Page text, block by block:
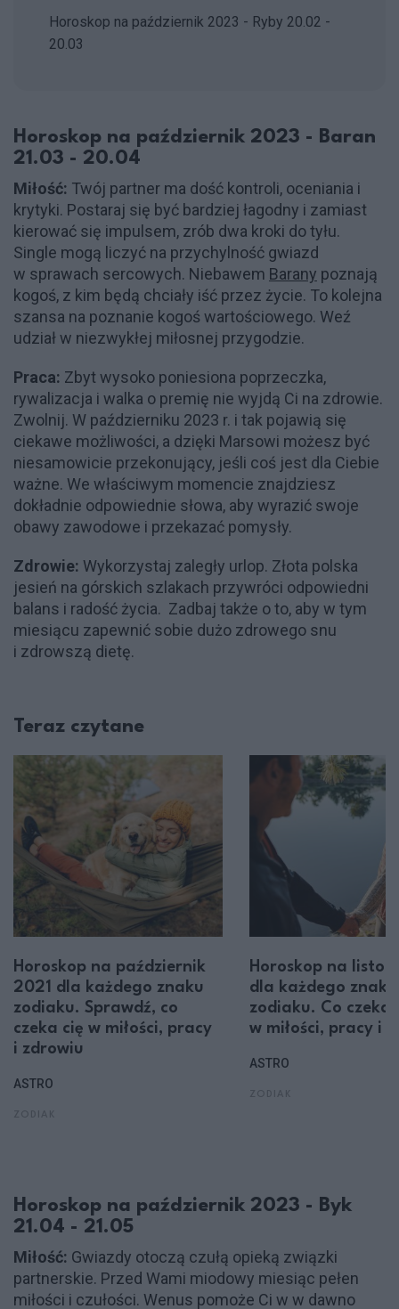
Horoskop na październik 2023 - Ryby 20.02 -
20.03
Horoskop na październik 2023 - Baran
21.03 - 20.04
Miłość: Twój partner ma dość kontroli, oceniania i
krytyki. Postaraj się być bardziej łagodny i zamiast
kierować się impulsem, zrób dwa kroki do tyłu.
Single mogą liczyć na przychylność gwiazd
w sprawach sercowych. Niebawem Barany poznają
kogoś, z kim będą chciały iść przez życie. To kolejna
szansa na poznanie kogoś wartościowego. Weź
udział w niezwykłej miłosnej przygodzie.
Praca: Zbyt wysoko poniesiona poprzeczka,
rywalizacja i walka o premię nie wyjdą Ci na zdrowie.
Zwolnij. W październiku 2023 r. i tak pojawią się
ciekawe możliwości, a dzięki Marsowi możesz być
niesamowicie przekonujący, jeśli coś jest dla Ciebie
ważne. We właściwym momencie znajdziesz
dokładnie odpowiednie słowa, aby wyrazić swoje
obawy zawodowe i przekazać pomysły.
Zdrowie: Wykorzystaj zaległy urlop. Złota polska
jesień na górskich szlakach przywróci odpowiedni
balans i radość życia. Zadbaj także o to, aby w tym
miesiącu zapewnić sobie dużo zdrowego snu
i zdrowszą dietę.
Teraz czytane
Horoskop na październik
2021 dla każdego znaku
zodiaku. Sprawdź, co
czeka cię w miłości, pracy
i zdrowiu
ASTRO
Horoskop na
dla każdego znaku
zodiaku. Co czeka
w miłości, pracy i
ASTRO
Horoskop na październik 2023 - Byk
21.04 - 21.05
Miłość: Gwiazdy otoczą czułą opieką związki
partnerskie. Przed Wami miodowy miesiąc pełen
miłości i czułości. Wenus pomoże Ci w w dawno